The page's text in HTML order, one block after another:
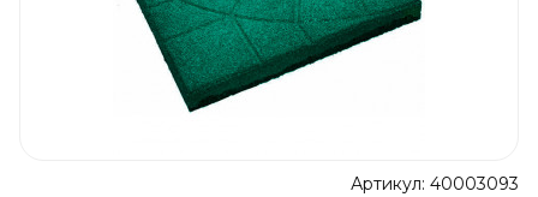
Артикул: 40003093